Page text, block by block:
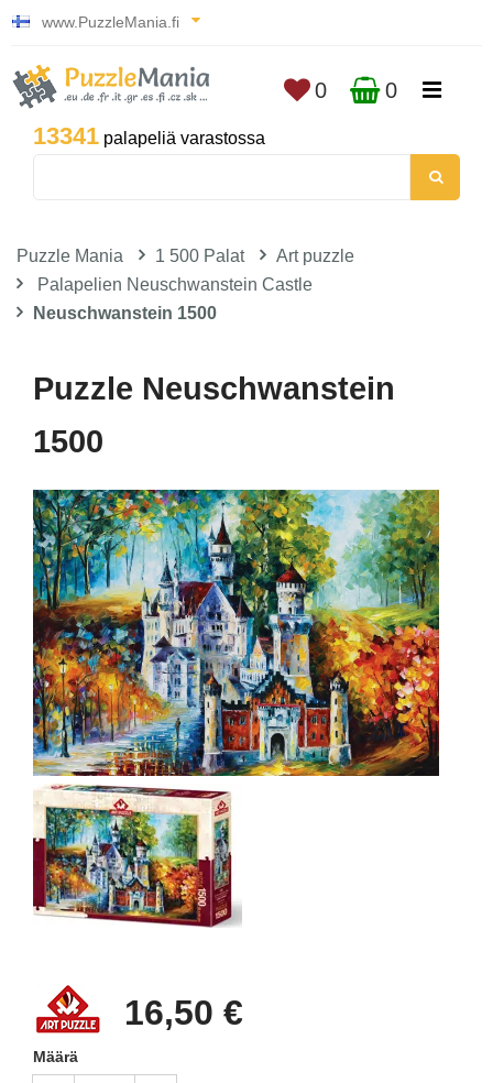
www.PuzzleMania.fi
13341 palapeliä varastossa
0 0
Puzzle Mania 1 500 Palat
Art puzzle
Palapelien Neuschwanstein Castle
Neuschwanstein 1500
Puzzle Neuschwanstein
1500
16,50 €
Määrä